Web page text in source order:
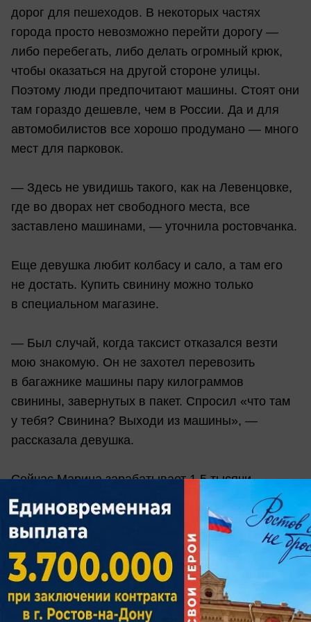
дорог для пешеходов. В некоторых частях
города просто невозможно перейти дорогу —
либо перебегать, либо делать огромный крюк,
чтобы оказаться на другой стороне улицы.
Поэтому люди предпочитают машины. Стоят они
там гораздо дешевле, чем в России. Да и для
автомобилистов все хорошо продумано — много
мест для парковок.
— Здесь не увидишь такого, как на Левенцовке,
где во дворах нет свободного места, все
заставлено машинами, — уточнила ростовчанка.
Еще девушка любит колбасу и сало, а там его
не достать. Купить свинину можно только
в специальном магазине.
— Был случай, когда таксист отказался везти
мою знакомую. Он не захотел перевозить
в багажнике машины пару килограммов
свинины, завернутых в пакет. Спросил «что там
у тебя? Свинина? Выходи из машины», —
рассказала девушка.
Сейчас Марина зарабатывает 1,5 тысячи
долларов в месяц. По ее словам для Дубая —
это немного. Но ей хватает даже чтобы отложить
или отправить родителям домой. В среднем
в месяц на оплату жилья, еду и развлечения
у нее уходит 900 долларов.
Антонина Курская